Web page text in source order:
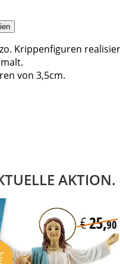
Krippenfiguren
von 3,5cm.
AKTION.